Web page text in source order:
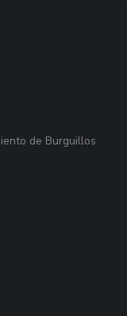
de Burguillos